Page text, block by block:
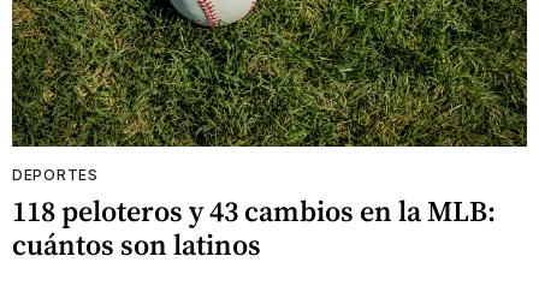
DEPORTES
118 peloteros y 43 cambios en la MLB:
cuántos son latinos